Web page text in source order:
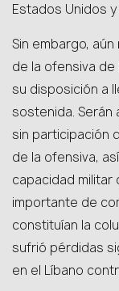
Estados Unidos
Sin embargo,
de la ofensiva
su disposición a
sostenida. Serán
sin participación
de la ofensiva,
capacidad militar
importante de
constituían la
sufrió pérdidas
en el Líbano